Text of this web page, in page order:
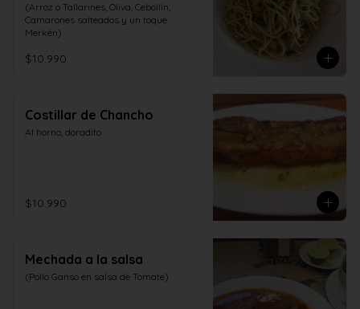
(Arroz o Tallarines, Oliva, Cebollín,
Camarones salteados y un toque
Merkén)
$10.990
Costillar de Chancho
Al horno, doradito
$10.990
Mechada a la salsa
(Pollo Ganso en salsa de Tomate)